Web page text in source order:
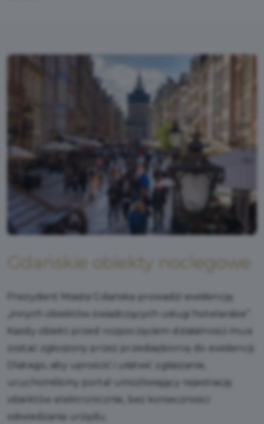
Gdańskie obiekty noclegowe
Prezydent Miasta Gdańska prowadzi ewidencję
„innych obiektów świadczących usługi hotelarskie”.
Każdy obiekt przed rozpoczęciem działalności musi
zostać zgłoszony przez przedsiębiorcę do ewidencji.
Dlatego, aby uprościć i ułatwić zgłaszanie,
uruchomiliśmy portal umożliwiający rejestrację
obiektów elektronicznie, bez konieczności
odwiedzania urzędu.